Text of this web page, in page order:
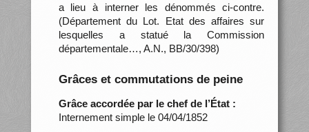
a lieu à interner les dénommés ci-contre.
(Département du Lot. Etat des affaires sur
lesquelles a statué la Commission
départementale…, A.N., BB/30/398)
Grâces et commutations de peine
Grâce accordée par le chef de l’État :
Internement simple le 04/04/1852